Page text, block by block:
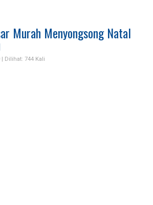
Murah Menyongsong Natal
| Dilihat: 744 Kali